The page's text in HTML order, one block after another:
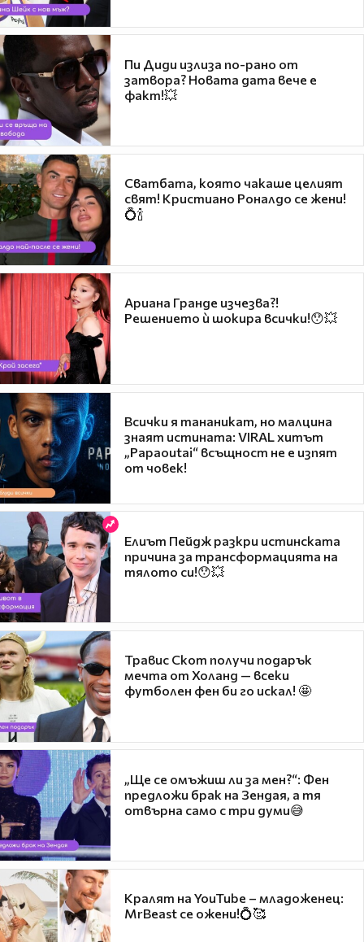
Пи Диди излиза по-рано от
затвора? Новата дата вече е
факт!💥
Сватбата, която чакаше целият
свят! Кристиано Роналдо се жени!
💍🍾
Ариана Гранде изчезва?!
Решението ѝ шокира всички!😯💥
Всички я тананикат, но малцина
знаят истината: VIRAL хитът
„Papaoutai“ всъщност не е изпят
от човек!
Елиът Пейдж разкри истинската
причина за трансформацията на
тялото си!😯💥
Травис Скот получи подарък
мечта от Холанд — всеки
футболен фен би го искал! 🤩
„Ще се омъжиш ли за мен?“: Фен
предложи брак на Зендая, а тя
отвърна само с три думи😅
Кралят на YouTube – младоженец:
MrBeast се ожени!💍🥰